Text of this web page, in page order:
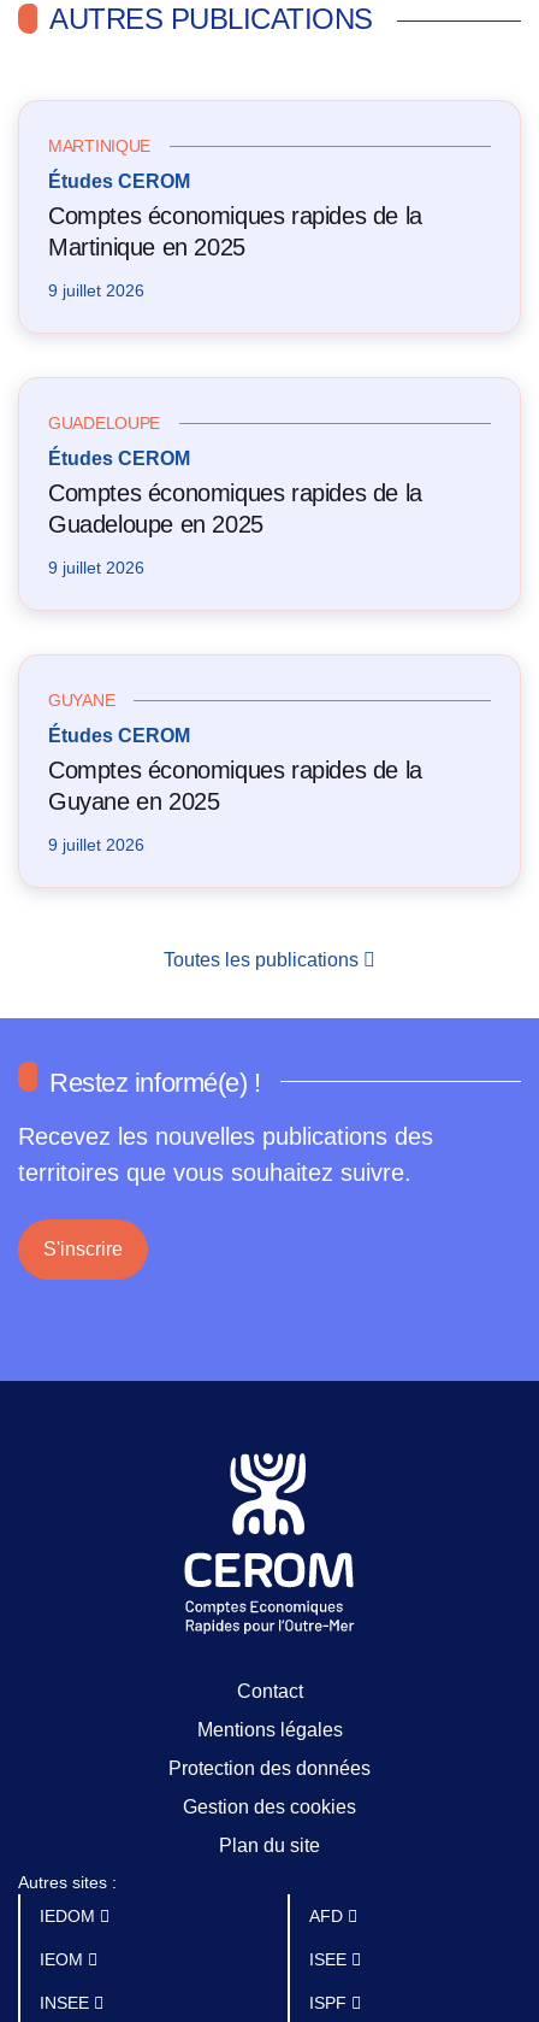
AUTRES PUBLICATIONS
MARTINIQUE
Études CEROM
Comptes économiques rapides de la
Martinique en 2025
9 juillet 2026
GUADELOUPE
Études CEROM
Comptes économiques rapides de la
Guadeloupe en 2025
9 juillet 2026
GUYANE
Études CEROM
Comptes économiques rapides de la
Guyane en 2025
9 juillet 2026
Toutes les publications
Restez informé(e) !
Recevez les nouvelles publications des
territoires que vous souhaitez suivre.
S'inscrire
Contact
Mentions légales
Protection des données
Gestion des cookies
Plan du site
Autres sites :
IEDOM
IEOM
INSEE
AFD
ISEE
ISPF